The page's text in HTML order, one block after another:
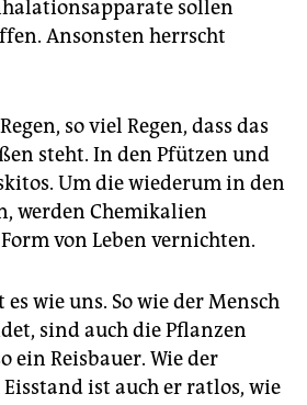
sollen
Ansonsten herrscht
so viel Regen, dass das
steht. In den Pfützen und
Um die wiederum in den
werden Chemikalien
von Leben vernichten.
es wie uns. So wie der Mensch
sind auch die Pflanzen
ein Reisbauer. Wie der
ist auch er ratlos, wie